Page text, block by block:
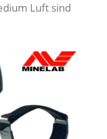
Luft sind